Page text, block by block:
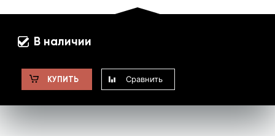
В наличии
КУПИТЬ Сравнить